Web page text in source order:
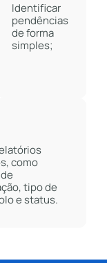
Identificar
pendências
de forma
simples;
como
tipo de
e status.